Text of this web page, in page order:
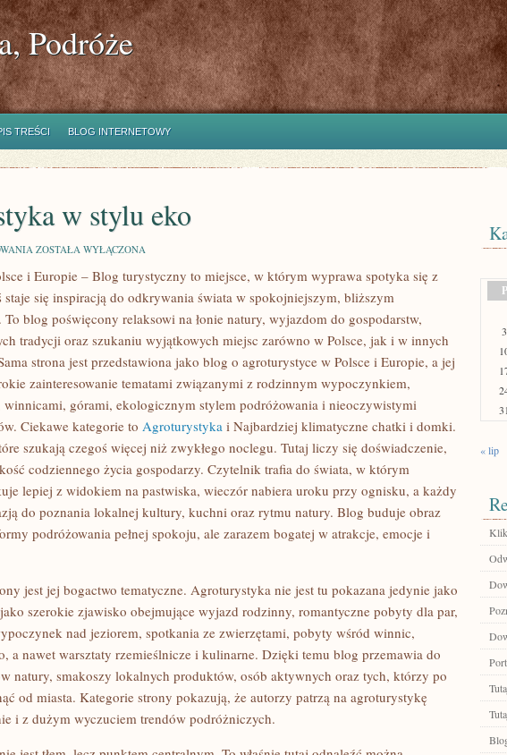
Podróże
TREŚCI BLOG INTERNETOWY
w stylu eko
AGROTURYSTYKA
STYLU
ZOSTAŁA WYŁĄCZONA
i Europie – Blog turystyczny to miejsce, w którym wyprawa spotyka się z
staje się inspiracją do odkrywania świata w spokojniejszym, bliższym
blog poświęcony relaksowi na łonie natury, wyjazdom do gospodarstw,
tradycji oraz szukaniu wyjątkowych miejsc zarówno w Polsce, jak i w innych
strona jest przedstawiona jako blog o agroturystyce w Polsce i Europie, a jej
zainteresowanie tematami związanymi z rodzinnym wypoczynkiem,
winnicami, górami, ekologicznym stylem podróżowania i nieoczywistymi
Ciekawe kategorie to Agroturystyka i Najbardziej klimatyczne chatki i domki.
szukają czegoś więcej niż zwykłego noclegu. Tutaj liczy się doświadczenie,
codziennego życia gospodarzy. Czytelnik trafia do świata, w którym
lepiej z widokiem na pastwiska, wieczór nabiera uroku przy ognisku, a każdy
do poznania lokalnej kultury, kuchni oraz rytmu natury. Blog buduje obraz
podróżowania pełnej spokoju, ale zarazem bogatej w atrakcje, emocje i
jest jej bogactwo tematyczne. Agroturystyka nie jest tu pokazana jedynie jako
szerokie zjawisko obejmujące wyjazd rodzinny, romantyczne pobyty dla par,
nad jeziorem, spotkania ze zwierzętami, pobyty wśród winnic,
a nawet warsztaty rzemieślnicze i kulinarne. Dzięki temu blog przemawia do
natury, smakoszy lokalnych produktów, osób aktywnych oraz tych, którzy po
od miasta. Kategorie strony pokazują, że autorzy patrzą na agroturystykę
i z dużym wyczuciem trendów podróżniczych.
P
3
31
« lip